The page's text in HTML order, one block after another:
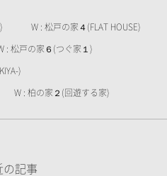
W : 松戸の家４(FLAT HOUSE)
: 松戸の家６(つぐ家１)
)
W : 柏の家２(回遊する家)
の記事